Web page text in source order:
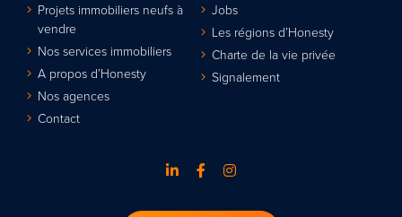
Projets immobiliers neufs à
vendre
Nos services immobiliers
A propos d’Honesty
Nos agences
Contact
Jobs
Les régions d’Honesty
Charte de la vie privée
Signalement